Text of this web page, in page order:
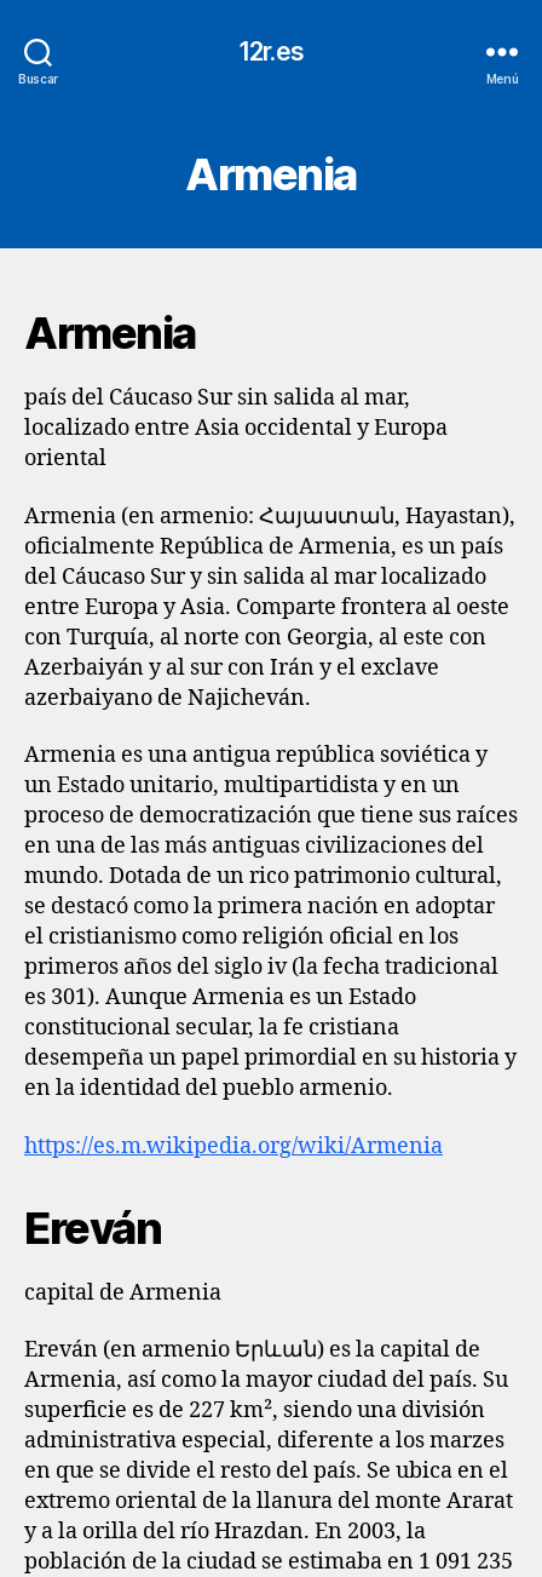
Buscar
12r.es
Menú
Armenia
Armenia
país del Cáucaso Sur sin salida al mar,
localizado entre Asia occidental y Europa
oriental
Armenia (en armenio: Հայաստան, Hayastan),
oficialmente República de Armenia, es un país
del Cáucaso Sur y sin salida al mar localizado
entre Europa y Asia. Comparte frontera al oeste
con Turquía, al norte con Georgia, al este con
Azerbaiyán y al sur con Irán y el exclave
azerbaiyano de Najicheván.
Armenia es una antigua república soviética y
un Estado unitario, multipartidista y en un
proceso de democratización​ que tiene sus raíces
en una de las más antiguas civilizaciones del
mundo. Dotada de un rico patrimonio cultural,
se destacó como la primera nación en adoptar
el cristianismo como religión oficial en los
primeros años del siglo iv (la fecha tradicional
es 301). Aunque Armenia es un Estado
constitucional secular, la fe cristiana
desempeña un papel primordial en su historia y
en la identidad del pueblo armenio.
https://es.m.wikipedia.org/wiki/Armenia
Ereván
capital de Armenia
Ereván​ (en armenio Երևան) es la capital de
Armenia, así como la mayor ciudad del país. Su
superficie es de 227 km², siendo una división
administrativa especial, diferente a los marzes
en que se divide el resto del país. Se ubica en el
extremo oriental de la llanura del monte Ararat
y a la orilla del río Hrazdan. En 2003, la
población de la ciudad se estimaba en 1 091 235